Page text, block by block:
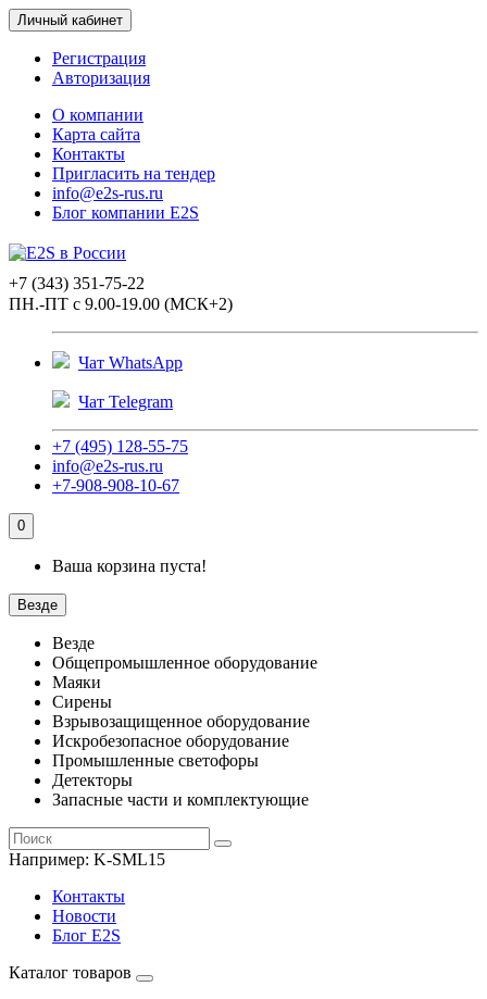
Личный кабинет
Регистрация
Авторизация
О компании
Карта сайта
Контакты
Пригласить на тендер
info@e2s-rus.ru
Блог компании E2S
+7 (343) 351-75-22
ПН.-ПТ с 9.00-19.00 (МСК+2)
Чат WhatsApp
Чат Telegram
+7 (495) 128-55-75
info@e2s-rus.ru
+7-908-908-10-67
0
Ваша корзина пуста!
Везде
Везде
Общепромышленное оборудование
Маяки
Сирены
Взрывозащищенное оборудование
Искробезопасное оборудование
Промышленные светофоры
Детекторы
Запасные части и комплектующие
Например: K-SML15
Контакты
Новости
Блог E2S
Каталог товаров